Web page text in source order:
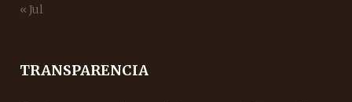
« Jul
TRANSPARENCIA